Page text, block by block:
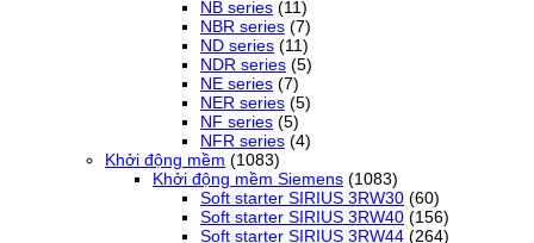
NB series (11)
NBR series (7)
ND series (11)
NDR series (5)
NE series (7)
NER series (5)
NF series (5)
NFR series (4)
Khởi động mềm (1083)
Khởi động mềm Siemens (1083)
Soft starter SIRIUS 3RW30 (60)
Soft starter SIRIUS 3RW40 (156)
Soft starter SIRIUS 3RW44 (264)